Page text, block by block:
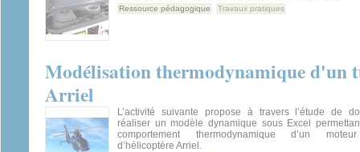
Ressource pédagogique Travaux pratiques
Modélisation thermodynamique d'un
Arriel
L’activité suivante propose à travers l’étude de
réaliser un modèle dynamique sous Excel
comportement thermodynamique d’un
d’hélicoptère Arriel.